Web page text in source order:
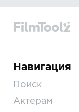
Навигация
Поиск
Актерам